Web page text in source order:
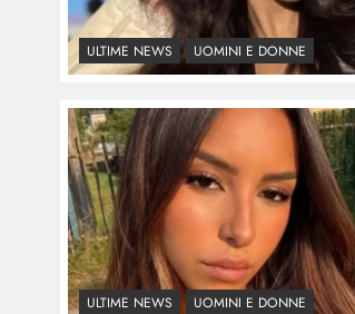
ULTIME NEWS UOMINI E DONNE
ULTIME NEWS UOMINI E DONNE